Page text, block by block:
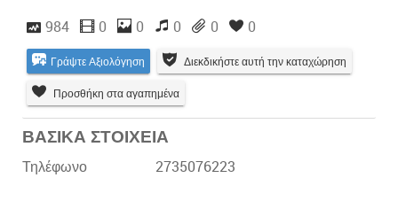
984 0 0 0 0 0
Γράψτε Αξιολόγηση Διεκδικήστε αυτή την καταχώρηση
Προσθήκη στα αγαπημένα
ΒΑΣΙΚΑ ΣΤΟΙΧΕΙΑ
Τηλέφωνο 2735076223